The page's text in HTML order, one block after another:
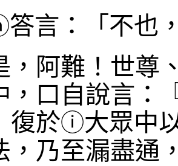
答言：「不也
，阿難！世
，口自說言：
復於ⓘ大眾中
，乃至漏盡通